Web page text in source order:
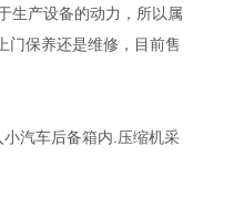
生产设备的动力，所以属
门保养还是维修，目前售
汽车后备箱内.压缩机采